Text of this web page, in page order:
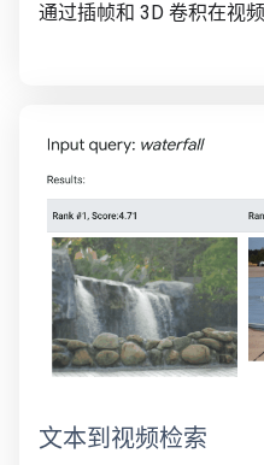
通过插帧和 3D 卷积在视
文本到视频检索